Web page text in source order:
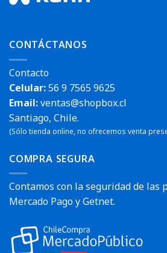
CONTÁCTANOS
Contacto
Celular:56 9 7565 9625
Email:ventas@shopbox.cl
Santiago, Chile.
(Sólo tienda online, no ofrecemos venta
COMPRA SEGURA
Contamos con la seguridad de las
Mercado Pago y Getnet.